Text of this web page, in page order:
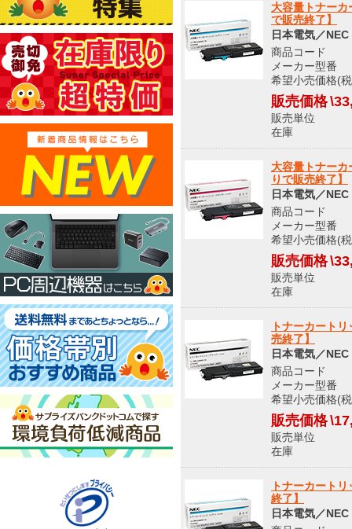
大容量トナー
で販売終了】
日本電気／NEC
商品コー
メーカー型
希望小売価格(
販売価格
販売単
在庫 メ
大容量トナー
りで販売終了】
日本電気／NEC
商品コー
メーカー型
希望小売価格(
販売価格
販売単
在庫 メ
トナーカート
売終了】
日本電気／NEC
商品コー
メーカー型
希望小売価格(
販売価格
販売単
在庫 メ
トナーカート
終了】
日本電気／NEC